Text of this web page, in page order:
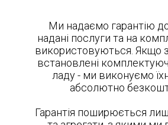
Ми надаємо гарантію
надані послуги та на
використовуються. Якщо
встановлені
ладу - ми виконуємо
абсолютно
Гарантія поширюється